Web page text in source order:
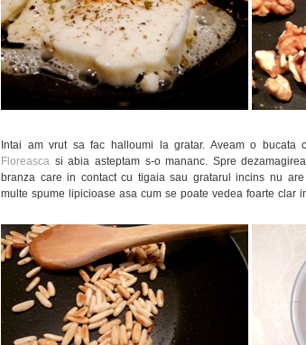
Intai am vrut sa fac halloumi la gratar. Aveam o bucata
Floreasca si abia asteptam s-o mananc. Spre
branza care in contact cu tigaia sau gratarul incins nu
multe spume lipicioase asa cum se poate vedea foarte clar